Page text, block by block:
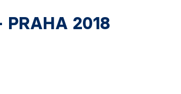
PRAHA 2018